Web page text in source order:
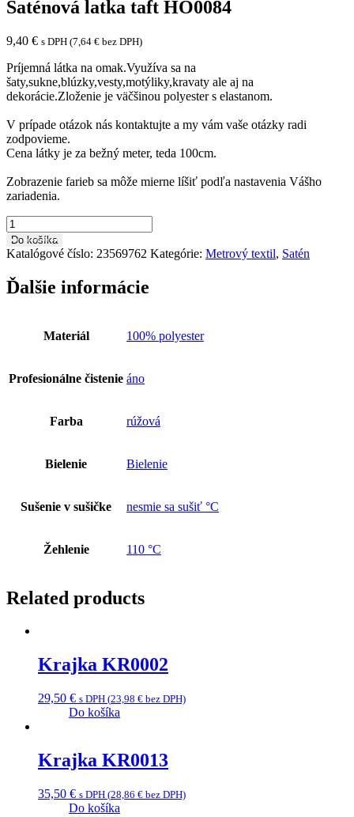
Saténová latka taft HO0084
9,40 € s DPH (7,64 € bez DPH)
Príjemná látka na omak.Využíva sa na
šaty,sukne,blúzky,vesty,motýliky,kravaty ale aj na
dekorácie.Zloženie je väčšinou polyester s elastanom.
V prípade otázok nás kontaktujte a my vám vaše otázky radi
zodpovieme.
Cena látky je za bežný meter, teda 100cm.
Zobrazenie farieb sa môže mierne líšiť podľa nastavenia Vášho
zariadenia.
množstvo
Saténová
latka
HO0084
Do košíka
Katalógové číslo: 23569762 Kategórie: Metrový textil, Satén
Ďalšie informácie
Materiál 100% polyester
Profesionálne čistenie áno
Farba rúžová
Bielenie Bielenie
Sušenie v sušičke nesmie sa sušiť °C
Žehlenie 110 °C
Related products
Krajka KR0002
29,50 € s DPH (23,98 € bez DPH)
Do košíka
Krajka KR0013
35,50 € s DPH (28,86 € bez DPH)
Do košíka